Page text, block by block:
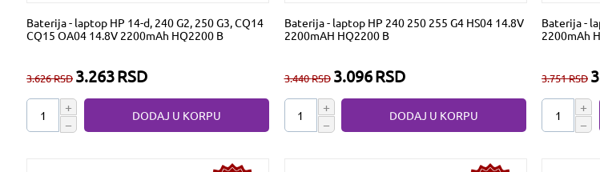
Baterija - laptop HP 14-d, 240 G2, 250 G3, CQ14
CQ15 OA04 14.8V 2200mAh HQ2200 B
3.626RSD 3.263RSD
+
−
DODAJ U KORPU
Baterija - laptop HP 240 250 255 G4 HS04 14.8V
2200mAH HQ2200 B
3.440RSD 3.096RSD
+
−
DODAJ U KORPU
Baterija -
2200mAh
3.751RSD
+
−